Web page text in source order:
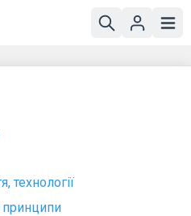
технології
принципи